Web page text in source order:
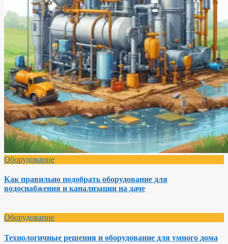
Оборудование
Как правильно подобрать оборудование для
водоснабжения и канализации на даче
Оборудование
Технологичные решения и оборудование для умного дома